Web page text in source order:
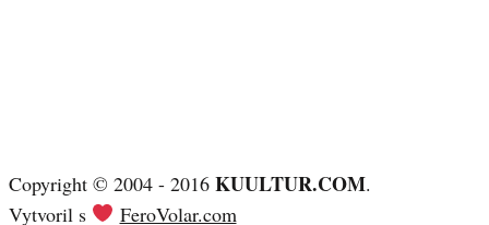
Copyright © 2004 - 2016 KUULTUR.COM.
Vytvoril s
FeroVolar.com